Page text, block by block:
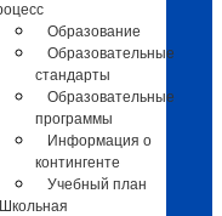
Образование
Образовательные
стандарты
Образовательные
программы
Информация о
контингенте
Учебный план
Школьная